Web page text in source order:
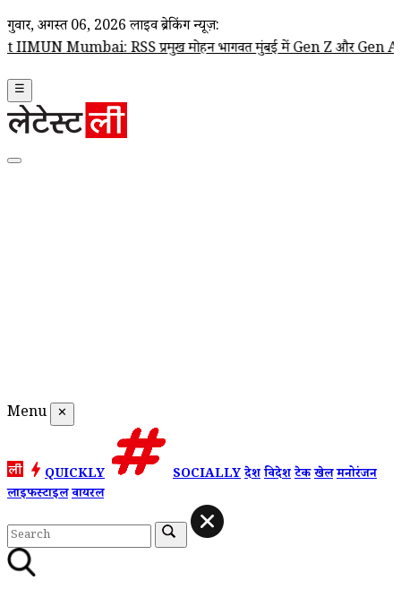
गुरूवार, अगस्त 06, 2026 लाइव ब्रेकिंग न्यूज़:
RSS प्रमुख मोहन भागवत मुंबई में Gen Z और Gen Alpha से करेंगे
☰
Menu ✕
QUICKLY SOCIALLYदेशविदेशटेकखेलमनोरंजन
लाइफस्टाइलवायरल